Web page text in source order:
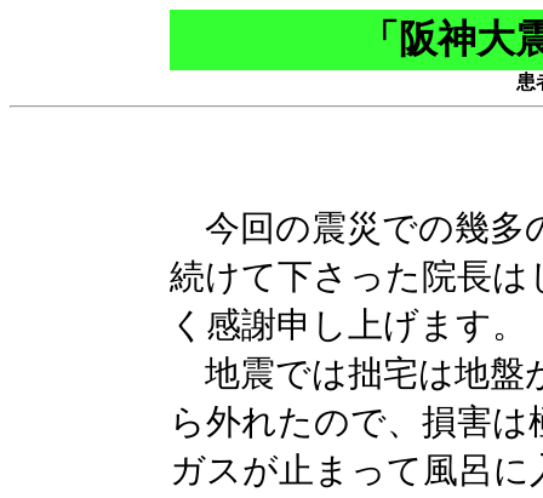
「阪神大
患
今回の震災での幾多
続けて下さった院長
く感謝申し上げます。
地震では拙宅は地盤
ら外れたので、損害
ガスが止まって風呂